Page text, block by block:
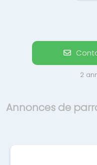
2
Annonces de